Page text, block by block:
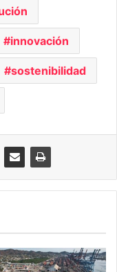
innovación
sostenibilidad